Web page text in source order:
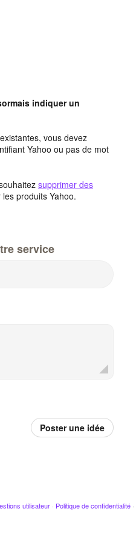
indiquer un
vous devez
Yahoo ou pas de mot
supprimer des
produits Yahoo.
service
Poster une idée
utilisateur · Politique de confidentialité ·